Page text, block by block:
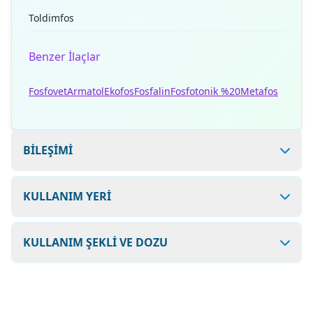
Toldimfos
Benzer İlaçlar
FosfovetArmatolEkofosFosfalinFosfotonik %20Metafos
BİLEŞİMİ
KULLANIM YERİ
KULLANIM ŞEKLİ VE DOZU